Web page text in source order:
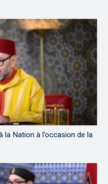
la Nation à l’occasion de la